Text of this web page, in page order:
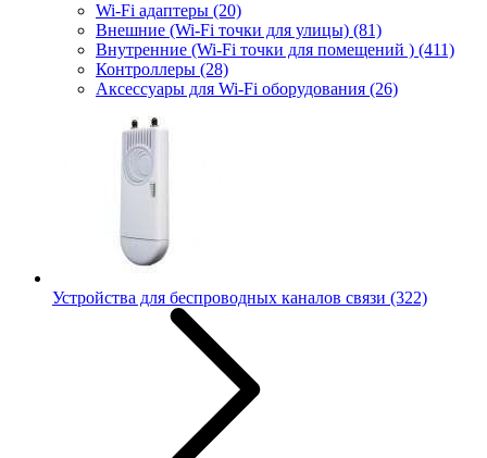
Wi-Fi адаптеры (20)
Внешние (Wi-Fi точки для улицы) (81)
Внутренние (Wi-Fi точки для помещений ) (411)
Контроллеры (28)
Аксессуары для Wi-Fi оборудования (26)
Устройства для беспроводных каналов связи (322)